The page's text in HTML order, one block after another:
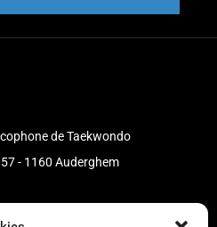
de Taekwondo
- 1160 Auderghem